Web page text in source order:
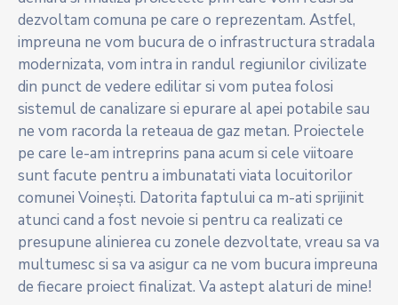
dezvoltam comuna pe care o reprezentam. Astfel,
impreuna ne vom bucura de o infrastructura stradala
modernizata, vom intra in randul regiunilor civilizate
din punct de vedere edilitar si vom putea folosi
sistemul de canalizare si epurare al apei potabile sau
ne vom racorda la reteaua de gaz metan. Proiectele
pe care le-am intreprins pana acum si cele viitoare
sunt facute pentru a imbunatati viata locuitorilor
comunei Voinești. Datorita faptului ca m-ati sprijinit
atunci cand a fost nevoie si pentru ca realizati ce
presupune alinierea cu zonele dezvoltate, vreau sa va
multumesc si sa va asigur ca ne vom bucura impreuna
de fiecare proiect finalizat. Va astept alaturi de mine!